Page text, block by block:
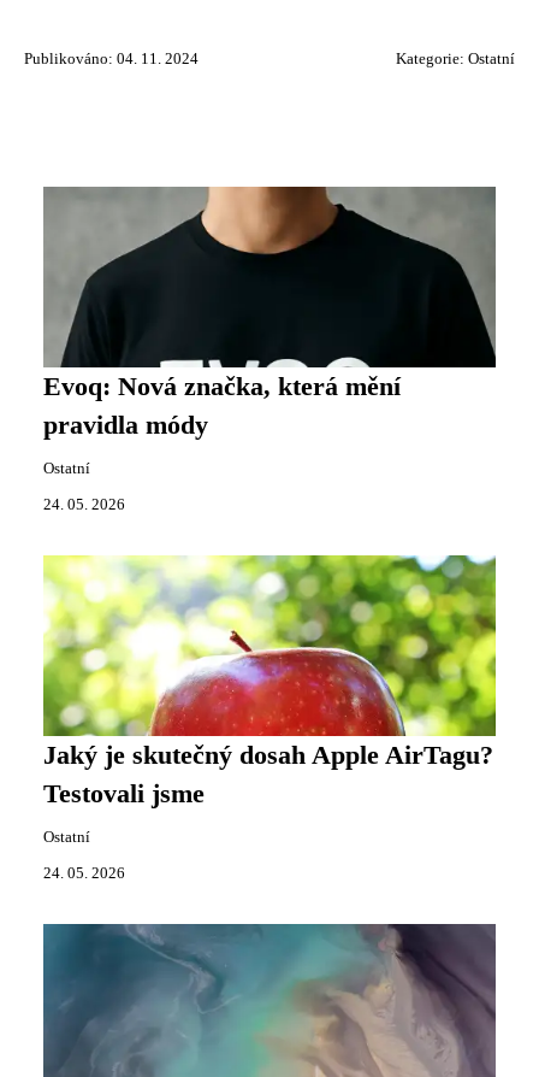
Publikováno: 04. 11. 2024 Kategorie: Ostatní
Evoq: Nová značka, která mění
pravidla módy
Ostatní
24. 05. 2026
Jaký je skutečný dosah Apple AirTagu?
Testovali jsme
Ostatní
24. 05. 2026